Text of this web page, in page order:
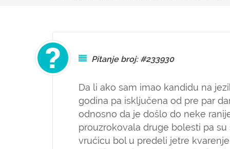
Pitanje broj: #233930
Da li ako sam imao kandidu na
godina pa isključena od pre par
odnosno da je došlo do neke
prouzrokovala druge bolesti pa
vrućicu bol u predeli jetre